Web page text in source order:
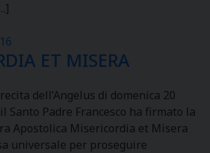
ET MISERA
dell’Angelus di domenica 20
Santo Padre Francesco ha firmato la
Apostolica Misericordia et Misera
universale per proseguire